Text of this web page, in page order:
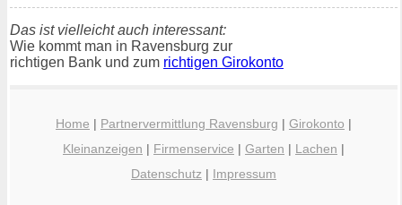
Das ist vielleicht auch interessant:
Wie kommt man in Ravensburg zur
richtigen Bank und zum richtigen Girokonto
Home | Partnervermittlung Ravensburg | Girokonto |
Kleinanzeigen | Firmenservice | Garten | Lachen |
Datenschutz | Impressum